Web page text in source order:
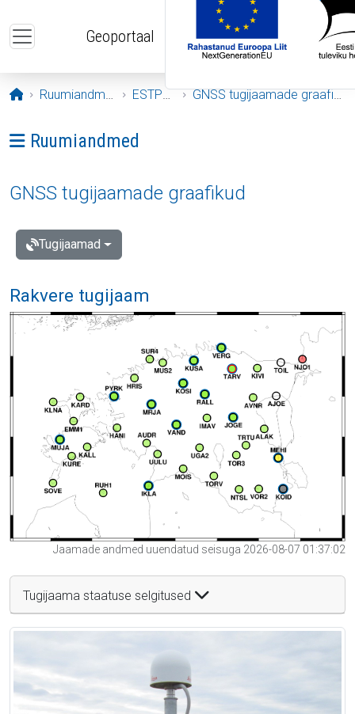
Geoportaal
Avaleht
Ruumiandmed ESTPOS GNSS tugijaamade graafikud
Ava menüü: Ruumiandmed
Ruumiandmed
GNSS tugijaamade graafikud
Tugijaamad
Rakvere tugijaam
Jaamade andmed uuendatud seisuga 2026-08-07 01:37:02
Tugijaama staatuse selgitused